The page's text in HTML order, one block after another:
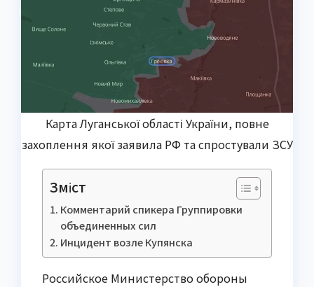
Карта Луганської області України, повне
захоплення якої заявила РФ та спростували ЗСУ
Зміст
Комментарий спикера Группировки
объединенных сил
Инцидент возле Купянска
Российское Министерство обороны